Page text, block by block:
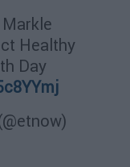
Healthy
Day